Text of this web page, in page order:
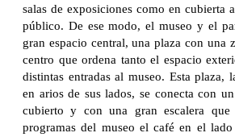
salas de exposiciones como en cubierta
público. De ese modo, el museo y el
gran espacio central, una plaza con una
centro que ordena tanto el espacio
distintas entradas al museo. Esta plaza,
en arios de sus lados, se conecta con
cubierto y con una gran escalera que
programas del museo el café en el